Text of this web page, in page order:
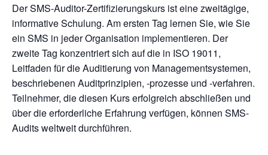
Der SMS-Auditor-Zertifizierungskurs ist eine zweitägige,
informative Schulung. Am ersten Tag lernen Sie, wie Sie
ein SMS in jeder Organisation implementieren. Der
zweite Tag konzentriert sich auf die in ISO 19011,
Leitfaden für die Auditierung von Managementsystemen,
beschriebenen Auditprinzipien, -prozesse und -verfahren.
Teilnehmer, die diesen Kurs erfolgreich abschließen und
über die erforderliche Erfahrung verfügen, können SMS-
Audits weltweit durchführen.